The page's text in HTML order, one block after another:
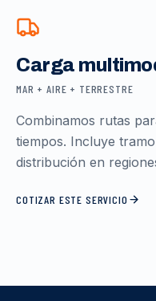
Carga
MAR + AIRE + TERRESTRE
Combinamos rutas
tiempos. Incluye
distribución en
COTIZAR ESTE SERVICIO